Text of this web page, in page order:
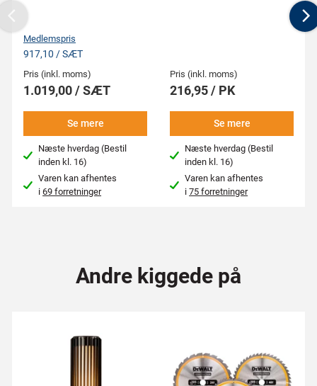
Medlemspris
917,10 / SÆT
Pris (inkl. moms)
1.019,00 / SÆT
Se mere
Næste hverdag (Bestil
inden kl. 16)
Varen kan afhentes
i69 forretninger
Pris (inkl. moms)
216,95 / PK
Se mere
Næste hverdag (Bestil
inden kl. 16)
Varen kan afhentes
i75 forretninger
Previous
Andre kiggede på